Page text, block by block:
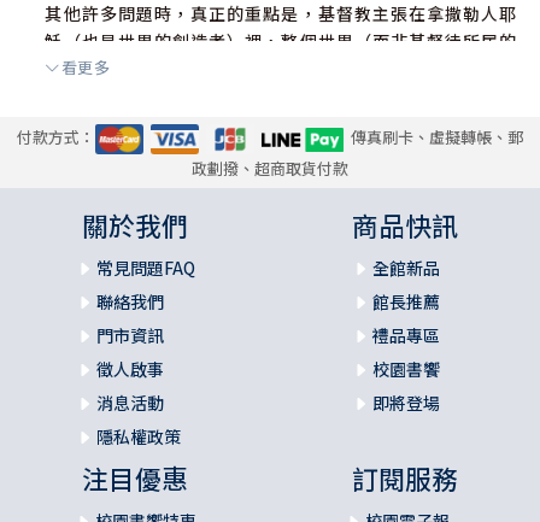
其他許多問題時，真正的重點是，基督教主張在拿撒勒人耶
穌（也是世界的創造者）裡，整個世界（而非基督徒所居的
小區塊）都正在蒙拯救與更新的過程中。
經文索引 219
主題索引 223
看更多
付款方式：
傳真刷卡、虛擬轉帳、郵
政劃撥、超商取貨付款
關於我們
常見問題FAQ
聯絡我們
門市資訊
徵人啟事
消息活動
隱私權政策
商品快訊
全館新品
館長推薦
禮品專區
校園書饗
即將登場
注目優惠 訂閱服務